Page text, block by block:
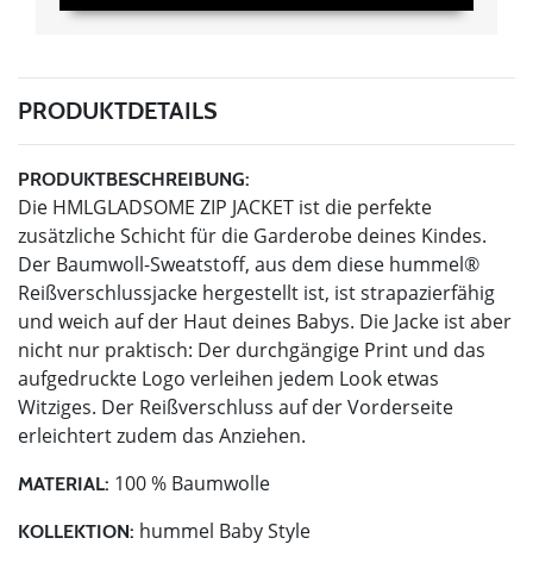
PRODUKTDETAILS
PRODUKTBESCHREIBUNG:
Die HMLGLADSOME ZIP JACKET ist die perfekte
zusätzliche Schicht für die Garderobe deines Kindes.
Der Baumwoll-Sweatstoff, aus dem diese hummel®
Reißverschlussjacke hergestellt ist, ist strapazierfähig
und weich auf der Haut deines Babys. Die Jacke ist aber
nicht nur praktisch: Der durchgängige Print und das
aufgedruckte Logo verleihen jedem Look etwas
Witziges. Der Reißverschluss auf der Vorderseite
erleichtert zudem das Anziehen.
MATERIAL: 100 % Baumwolle
KOLLEKTION: hummel Baby Style